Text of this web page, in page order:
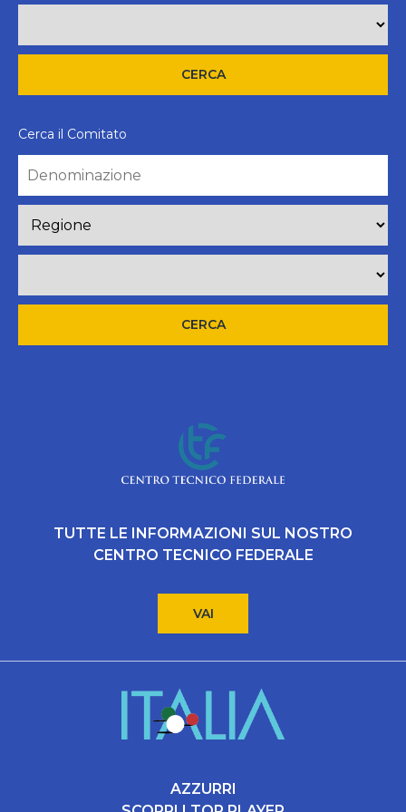
Cerca il Comitato
TUTTE LE INFORMAZIONI SUL NOSTRO
CENTRO TECNICO FEDERALE
VAI
AZZURRI